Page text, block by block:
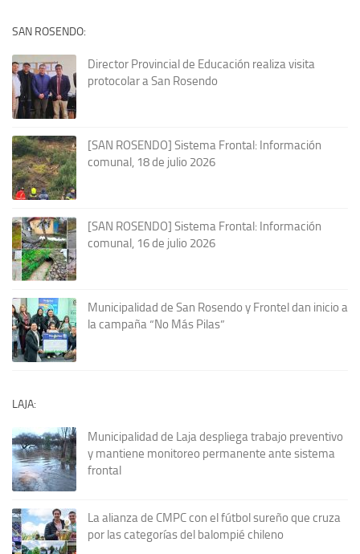
SAN ROSENDO:
Director Provincial de Educación realiza visita
protocolar a San Rosendo
[SAN ROSENDO] Sistema Frontal: Información
comunal, 18 de julio 2026
[SAN ROSENDO] Sistema Frontal: Información
comunal, 16 de julio 2026
Municipalidad de San Rosendo y Frontel dan inicio a
la campaña “No Más Pilas”
LAJA:
Municipalidad de Laja despliega trabajo preventivo
y mantiene monitoreo permanente ante sistema
frontal
La alianza de CMPC con el fútbol sureño que cruza
por las categorías del balompié chileno